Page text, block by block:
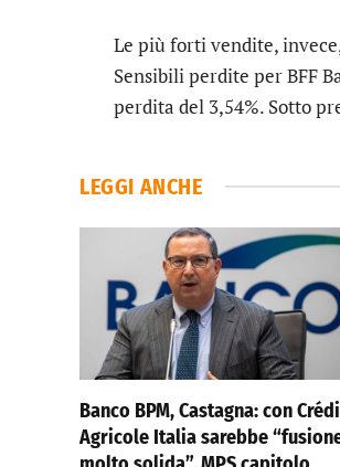
Le più forti vendite,
Sensibili perdite perBFF
perdita del 3,54%. Sotto
LEGGI ANCHE
Banco BPM, Castagna: con
Agricole Italia sarebbe